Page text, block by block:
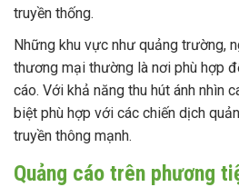
truyền thống.
Những khu vực như quảng trường,
thương mại thường là nơi phù hợp
cáo. Với khả năng thu hút ánh nhìn
biệt phù hợp với các chiến dịch
truyền thông mạnh.
Quảng cáo trên phương